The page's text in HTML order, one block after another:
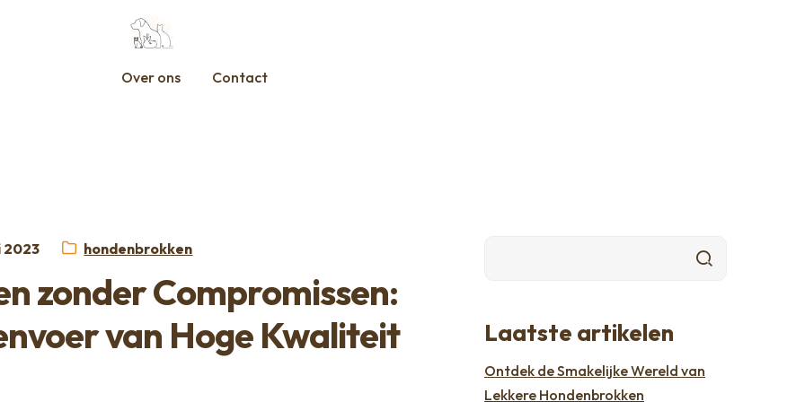
Over ons Contact
2023 Categorie:
hondenbrokken
zonder Compromissen:
van Hoge Kwaliteit
Laatste artikelen
Ontdek de Smakelijke Wereld van
Lekkere Hondenbrokken